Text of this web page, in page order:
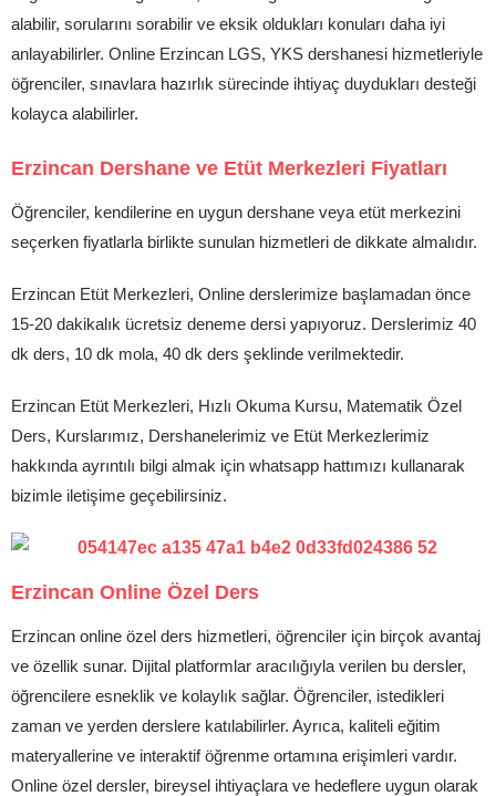
alabilir, sorularını sorabilir ve eksik oldukları konuları daha iyi
anlayabilirler. Online Erzincan LGS, YKS dershanesi hizmetleriyle
öğrenciler, sınavlara hazırlık sürecinde ihtiyaç duydukları desteği
kolayca alabilirler.
Erzincan Dershane ve Etüt Merkezleri Fiyatları
Öğrenciler, kendilerine en uygun dershane veya etüt merkezini
seçerken fiyatlarla birlikte sunulan hizmetleri de dikkate almalıdır.
Erzincan Etüt Merkezleri, Online derslerimize başlamadan önce
15-20 dakikalık ücretsiz deneme dersi yapıyoruz. Derslerimiz 40
dk ders, 10 dk mola, 40 dk ders şeklinde verilmektedir.
Erzincan Etüt Merkezleri, Hızlı Okuma Kursu, Matematik Özel
Ders, Kurslarımız, Dershanelerimiz ve Etüt Merkezlerimiz
hakkında ayrıntılı bilgi almak için whatsapp hattımızı kullanarak
bizimle iletişime geçebilirsiniz.
Erzincan Online Özel Ders
Erzincan online özel ders hizmetleri, öğrenciler için birçok avantaj
ve özellik sunar. Dijital platformlar aracılığıyla verilen bu dersler,
öğrencilere esneklik ve kolaylık sağlar. Öğrenciler, istedikleri
zaman ve yerden derslere katılabilirler. Ayrıca, kaliteli eğitim
materyallerine ve interaktif öğrenme ortamına erişimleri vardır.
Online özel dersler, bireysel ihtiyaçlara ve hedeflere uygun olarak